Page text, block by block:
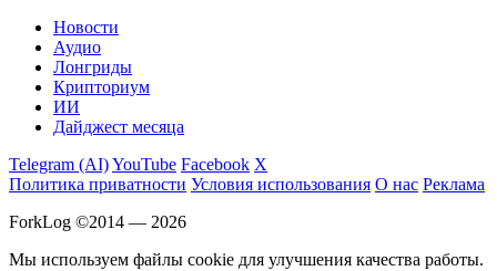
Новости
Аудио
Лонгриды
Крипториум
ИИ
Дайджест месяца
Telegram (AI)YouTube Facebook X
Политика приватности Условия использования О нас Реклама
ForkLog ©2014 — 2026
Мы используем файлы cookie для улучшения качества работы.